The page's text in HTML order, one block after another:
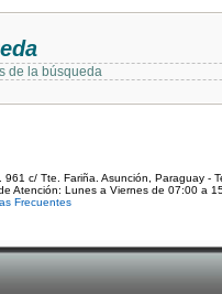
de la búsqueda
961 c/ Tte. Fariña. Asunción, Paraguay -
Atención: Lunes a Viernes de 07:00 a
Frecuentes